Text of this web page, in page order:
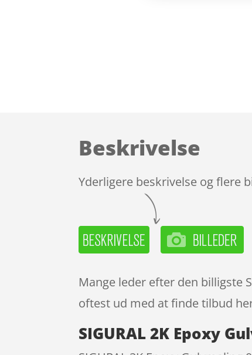
Beskrivelse
Yderligere beskrivelse og flere
Mange leder efter den billigste
oftest ud med at finde tilbud
SIGURAL 2K Epoxy